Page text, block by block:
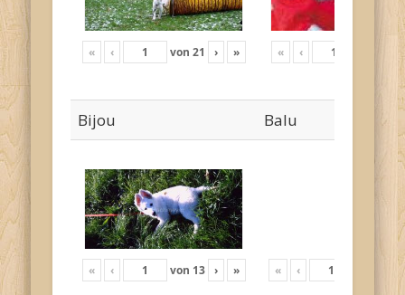
« ‹ von 21 › » « ‹
Bijou Balu
« ‹ von 13 › » « ‹ ›